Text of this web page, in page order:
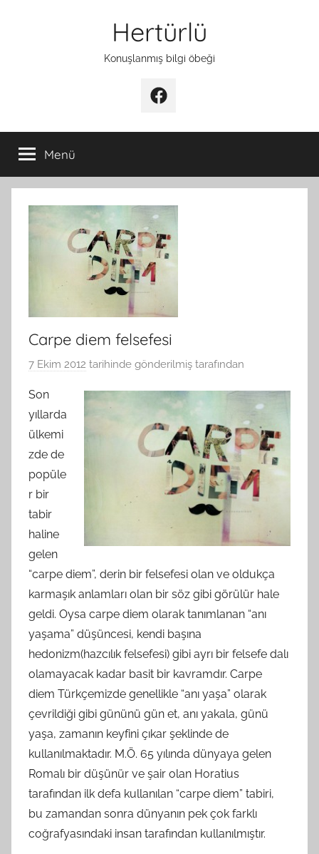
Hertürlü
Konuşlanmış bilgi öbeği
Facebook
Menü
Carpe diem felsefesi
7 Ekim 2012 tarihinde gönderilmiş tarafından
Son
yıllarda
ülkemi
zde de
popüle
r bir
tabir
haline
gelen
“carpe diem”, derin bir felsefesi olan ve oldukça
karmaşık anlamları olan bir söz gibi görülür hale
geldi. Oysa carpe diem olarak tanımlanan “anı
yaşama” düşüncesi, kendi başına
hedonizm(hazcılık felsefesi) gibi ayrı bir felsefe dalı
olamayacak kadar basit bir kavramdır. Carpe
diem Türkçemizde genellikle “anı yaşa” olarak
çevrildiği gibi gününü gün et, anı yakala, günü
yaşa, zamanın keyfini çıkar şeklinde de
kullanılmaktadır. M.Ö. 65 yılında dünyaya gelen
Romalı bir düşünür ve şair olan Horatius
tarafından ilk defa kullanılan “carpe diem” tabiri,
bu zamandan sonra dünyanın pek çok farklı
coğrafyasındaki insan tarafından kullanılmıştır.